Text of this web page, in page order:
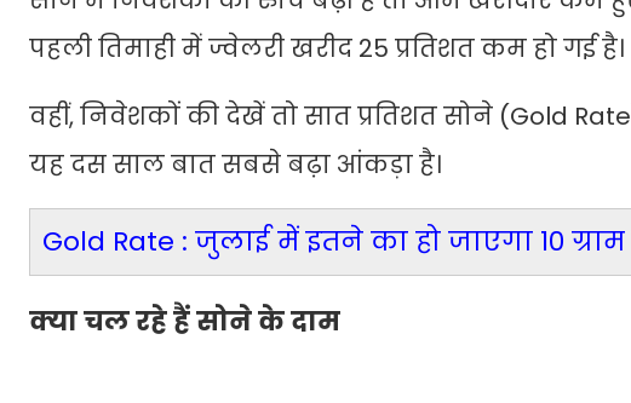
पहली तिमाही में ज्वेलरी खरीद 25 प्रतिशत कम हो गई है।
वहीं, निवेशकों की देखें तो सात प्रतिशत सोने (Gold
यह दस साल बात सबसे बढ़ा आंकड़ा है।
Gold Rate : जुलाई में इतने का हो जाएगा 10
क्या चल रहे हैं सोने के दाम